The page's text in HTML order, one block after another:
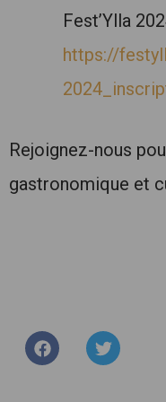
Fest’Ylla
https://
Rejoignez-nous
gastronomique et